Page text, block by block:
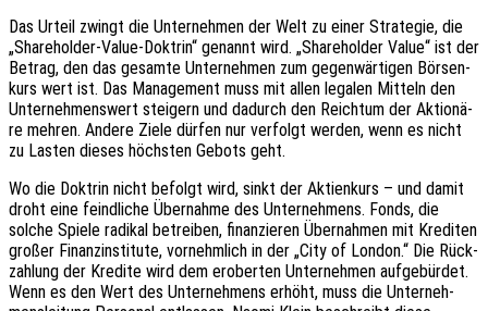
Das Urteil zwingt die Unter­neh­men der Welt zu einer Stra­te­gie, die
„Share­hol­der-Value-Doktrin“ genannt wird. „Share­hol­der Value“ ist der
Betrag, den das gesam­te Unter­neh­men zum gegen­wär­ti­gen Börsen­
kurs wert ist. Das Manage­ment muss mit allen lega­len Mitteln den
Unter­neh­mens­wert stei­gern und dadurch den Reich­tum der Aktio­nä­
re mehren. Andere Ziele dürfen nur verfolgt werden, wenn es nicht
zu Lasten dieses höchs­ten Gebots geht.
Wo die Doktrin nicht befolgt wird, sinkt der Akti­en­kurs – und damit
droht eine feind­li­che Über­nah­me des Unter­neh­mens. Fonds, die
solche Spiele radi­kal betrei­ben, finan­zie­ren Über­nah­men mit Kredi­ten
großer Finanz­in­sti­tu­te, vornehm­lich in der „City of London.“ Die Rück­
zah­lung der Kredi­te wird dem erober­ten Unter­neh­men aufge­bür­det.
Wenn es den Wert des Unter­neh­mens erhöht, muss die Unter­neh­